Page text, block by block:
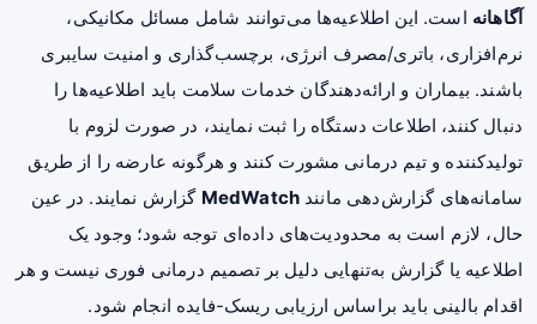
آگاهانه است. این اطلاعیه‌ها می‌توانند شامل مسائل مکانیکی،
نرم‌افزاری، باتری/مصرف انرژی، برچسب‌گذاری و امنیت سایبری
باشند. بیماران و ارائه‌دهندگان خدمات سلامت باید اطلاعیه‌ها را
دنبال کنند، اطلاعات دستگاه را ثبت نمایند، در صورت لزوم با
تولیدکننده و تیم درمانی مشورت کنند و هرگونه عارضه را از طریق
سامانه‌های گزارش‌دهی مانند MedWatch گزارش نمایند. در عین
حال، لازم است به محدودیت‌های داده‌ای توجه شود؛ وجود یک
اطلاعیه یا گزارش به‌تنهایی دلیل بر تصمیم درمانی فوری نیست و هر
اقدام بالینی باید براساس ارزیابی ریسک-فایده انجام شود.